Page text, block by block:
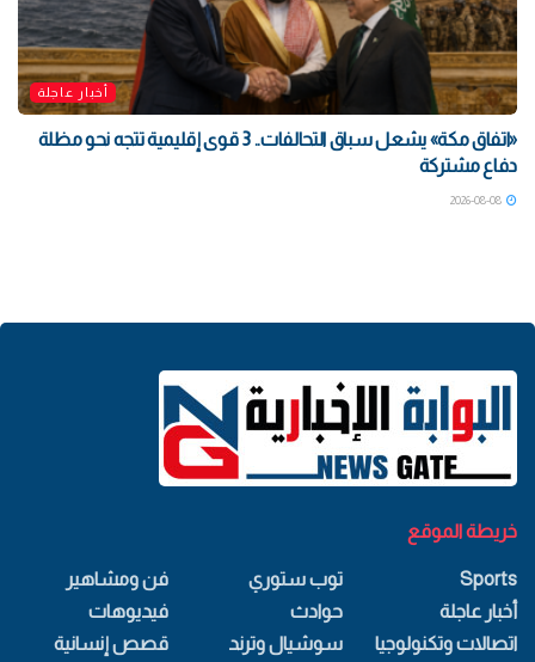
أخبار عاجلة
«اتفاق مكة» يشعل سباق التحالفات.. 3 قوى إقليمية تتجه نحو مظلة
دفاع مشتركة
خريطة الموقع
Sports
أخبار عاجلة
اتصالات وتكنولوجيا
توب ستوري
حوادث
سوشيال وترند
فن ومشاهير
فيديوهات
قصص إنسانية